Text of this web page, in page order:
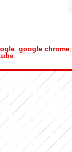
google chrome